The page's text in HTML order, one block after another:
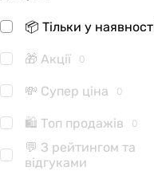
📦 Тільки у
🎁 Акції 0
💸 Супер ціна 0
🛍 Топ продажів 0
💬 З рейтингом та
відгуками